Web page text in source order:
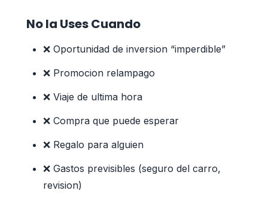
No la Uses Cuando
❌ Oportunidad de inversion “imperdible”
❌ Promocion relampago
❌ Viaje de ultima hora
❌ Compra que puede esperar
❌ Regalo para alguien
❌ Gastos previsibles (seguro del carro,
revision)